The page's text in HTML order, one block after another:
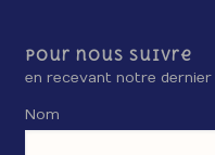
Pour nous suivre
en recevant notre
Nom